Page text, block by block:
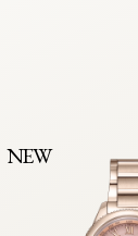
NEW